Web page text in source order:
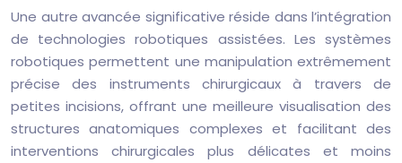
Une autre avancée significative réside dans l’intégration
de technologies robotiques assistées. Les systèmes
robotiques permettent une manipulation extrêmement
précise des instruments chirurgicaux à travers de
petites incisions, offrant une meilleure visualisation des
structures anatomiques complexes et facilitant des
interventions chirurgicales plus délicates et moins